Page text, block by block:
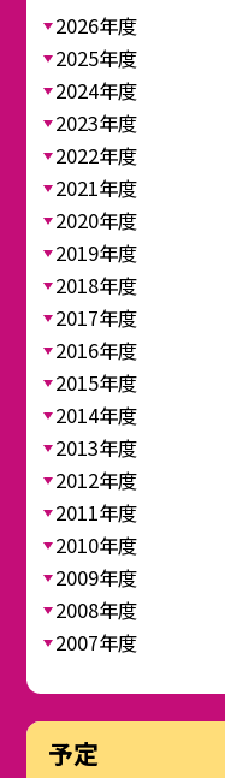
2026年度
2025年度
2024年度
2023年度
2022年度
2021年度
2020年度
2019年度
2018年度
2017年度
2016年度
2015年度
2014年度
2013年度
2012年度
2011年度
2010年度
2009年度
2008年度
2007年度
予定